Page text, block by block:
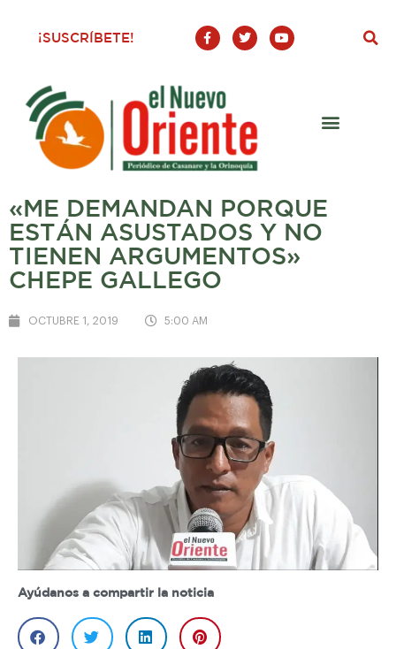
¡SUSCRÍBETE!
F
a
c
o
o
-
T
w
i
Y
o
u
«ME DEMANDAN PORQUE
ESTÁN ASUSTADOS Y NO
TIENEN ARGUMENTOS»
CHEPE GALLEGO
OCTUBRE 1, 2019 5:00 AM
Ayúdanos a compartir la noticia